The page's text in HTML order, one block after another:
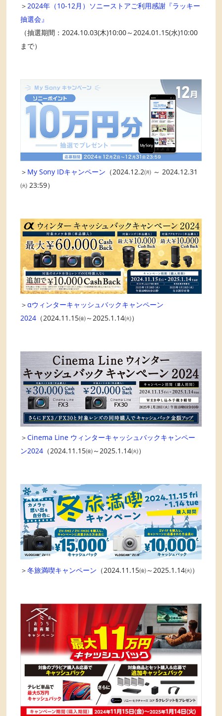
＞2024年（10-12月）ソニーストアご利用感謝『ラッキー
抽選会』
（抽選期間：2024.10.03(木)10:00～2024.01.15(水)10:00
まで）
＞ My Sony IDキャンペーン （2024.12.2㈪ ～ 2024.12.31
㈫ 23:59）
＞αウィンターキャッシュバックキャンペーン
2024 （2024.11.15㈮～2025.1.14㈫）
＞Cinema Line ウィンターキャッシュバックキャンペー
ン2024 （2024.11.15㈮～2025.1.14㈫）
＞冬旅満喫キャンペーン （2024.11.15㈮～2025.1.14㈫）